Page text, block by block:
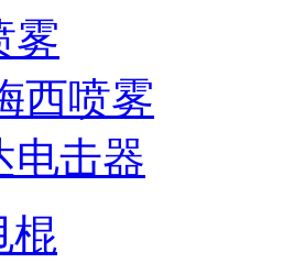
雾
西喷雾
电击器
棍